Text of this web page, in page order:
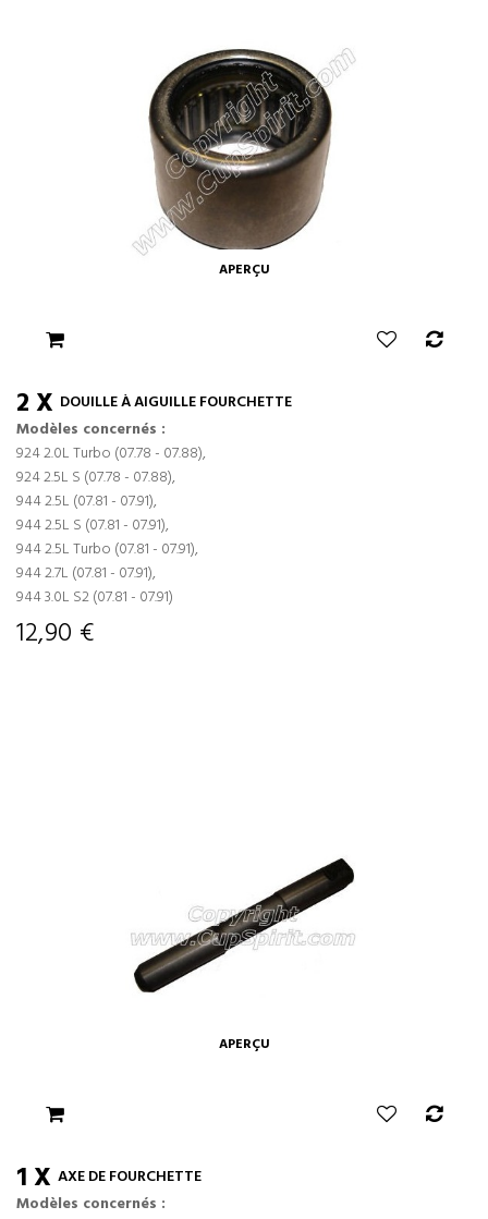
APERÇU
2 X DOUILLE À AIGUILLE FOURCHETTE
Modèles concernés :
924 2.0L Turbo (07.78 - 07.88),
924 2.5L S (07.78 - 07.88),
944 2.5L (07.81 - 07.91),
944 2.5L S (07.81 - 07.91),
944 2.5L Turbo (07.81 - 07.91),
944 2.7L (07.81 - 07.91),
944 3.0L S2 (07.81 - 07.91)
12,90 €
APERÇU
1 X AXE DE FOURCHETTE
Modèles concernés :